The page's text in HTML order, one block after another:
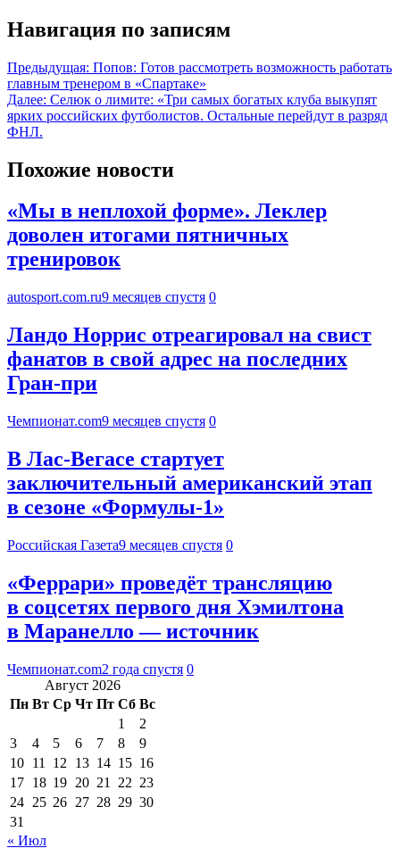
Навигация по записям
Предыдущая: Попов: Готов рассмотреть возможность работать
главным тренером в «Спартаке»
Далее: Селюк о лимите: «Три самых богатых клуба выкупят
ярких российских футболистов. Остальные перейдут в разряд
ФНЛ.
Похожие новости
«Мы в неплохой форме». Леклер
доволен итогами пятничных
тренировок
autosport.com.ru9 месяцев спустя 0
Ландо Норрис отреагировал на свист
фанатов в свой адрес на последних
Гран-при
Чемпионат.com9 месяцев спустя 0
В Лас-Вегасе стартует
заключительный американский этап
в сезоне «Формулы-1»
Российская Газета9 месяцев спустя 0
«Феррари» проведёт трансляцию
в соцсетях первого дня Хэмилтона
в Маранелло — источник
Чемпионат.com2 года спустя 0
Август 2026
Пн Вт Ср Чт Пт Сб Вс
1
2
3
4 5 6 7 8
9
10 11 12 13 14 15 16
17 18 19 20 21 22 23
24 25 26 27 28 29 30
31
« Июл